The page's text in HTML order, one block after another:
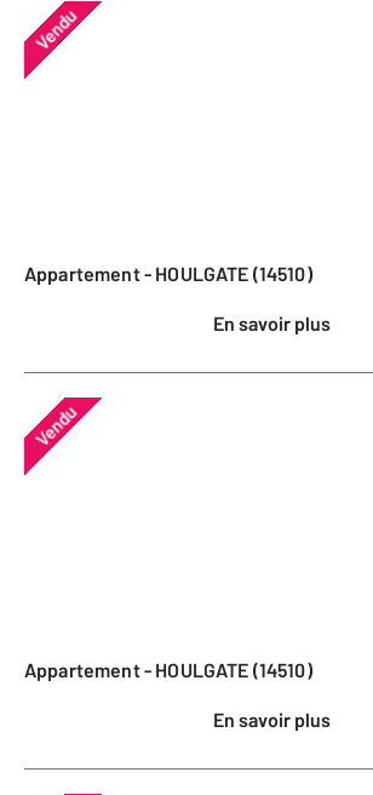
Vendu
Appartement - HOULGATE (14510)
En savoir plus
Vendu
Appartement - HOULGATE (14510)
En savoir plus